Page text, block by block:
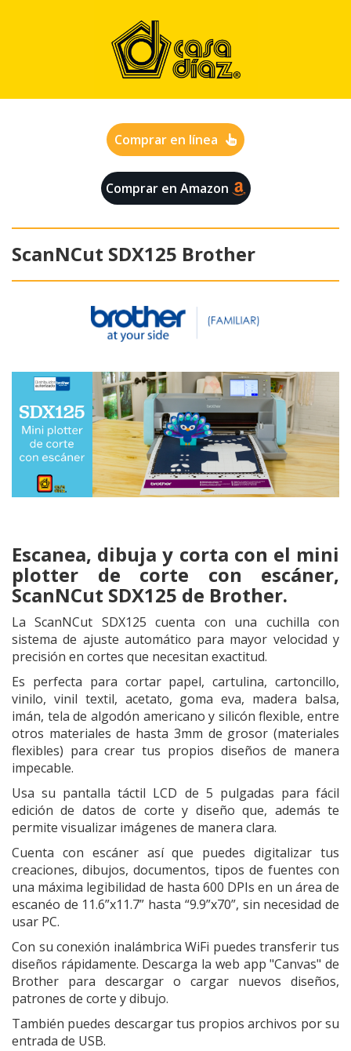
Comprar en línea
Comprar en Amazon
ScanNCut SDX125 Brother
Escanea, dibuja y corta con el mini
plotter de corte con escáner,
ScanNCut SDX125 de Brother.
La ScanNCut SDX125 cuenta con una cuchilla con
sistema de ajuste automático para mayor velocidad y
precisión en cortes que necesitan exactitud.
Es perfecta para cortar papel, cartulina, cartoncillo,
vinilo, vinil textil, acetato, goma eva, madera balsa,
imán, tela de algodón americano y silicón flexible, entre
otros materiales de hasta 3mm de grosor (materiales
flexibles) para crear tus propios diseños de manera
impecable.
Usa su pantalla táctil LCD de 5 pulgadas para fácil
edición de datos de corte y diseño que, además te
permite visualizar imágenes de manera clara.
Cuenta con escáner así que puedes digitalizar tus
creaciones, dibujos, documentos, tipos de fuentes con
una máxima legibilidad de hasta 600 DPIs en un área de
escanéo de 11.6”x11.7” hasta “9.9”x70”, sin necesidad de
usar PC.
Con su conexión inalámbrica WiFi puedes transferir tus
diseños rápidamente. Descarga la web app "Canvas" de
Brother para descargar o cargar nuevos diseños,
patrones de corte y dibujo.
También puedes descargar tus propios archivos por su
entrada de USB.